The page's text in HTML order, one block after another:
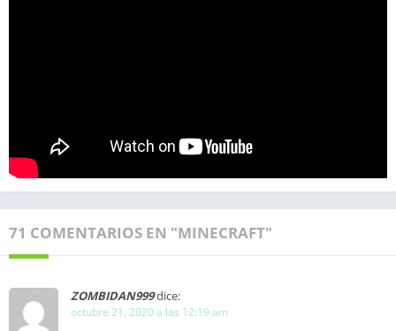
71 COMENTARIOS EN "MINECRAFT"
ZOMBIDAN999dice:
octubre 21, 2020 a las 12:19 am